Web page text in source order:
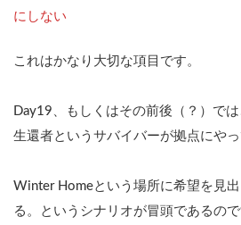
にしない
これはかなり大切な項目です。
Day19、もしくはその前後（？）で
生還者というサバイバーが拠点にやっ
Winter Homeという場所に希望を見
る。というシナリオが冒頭であるの